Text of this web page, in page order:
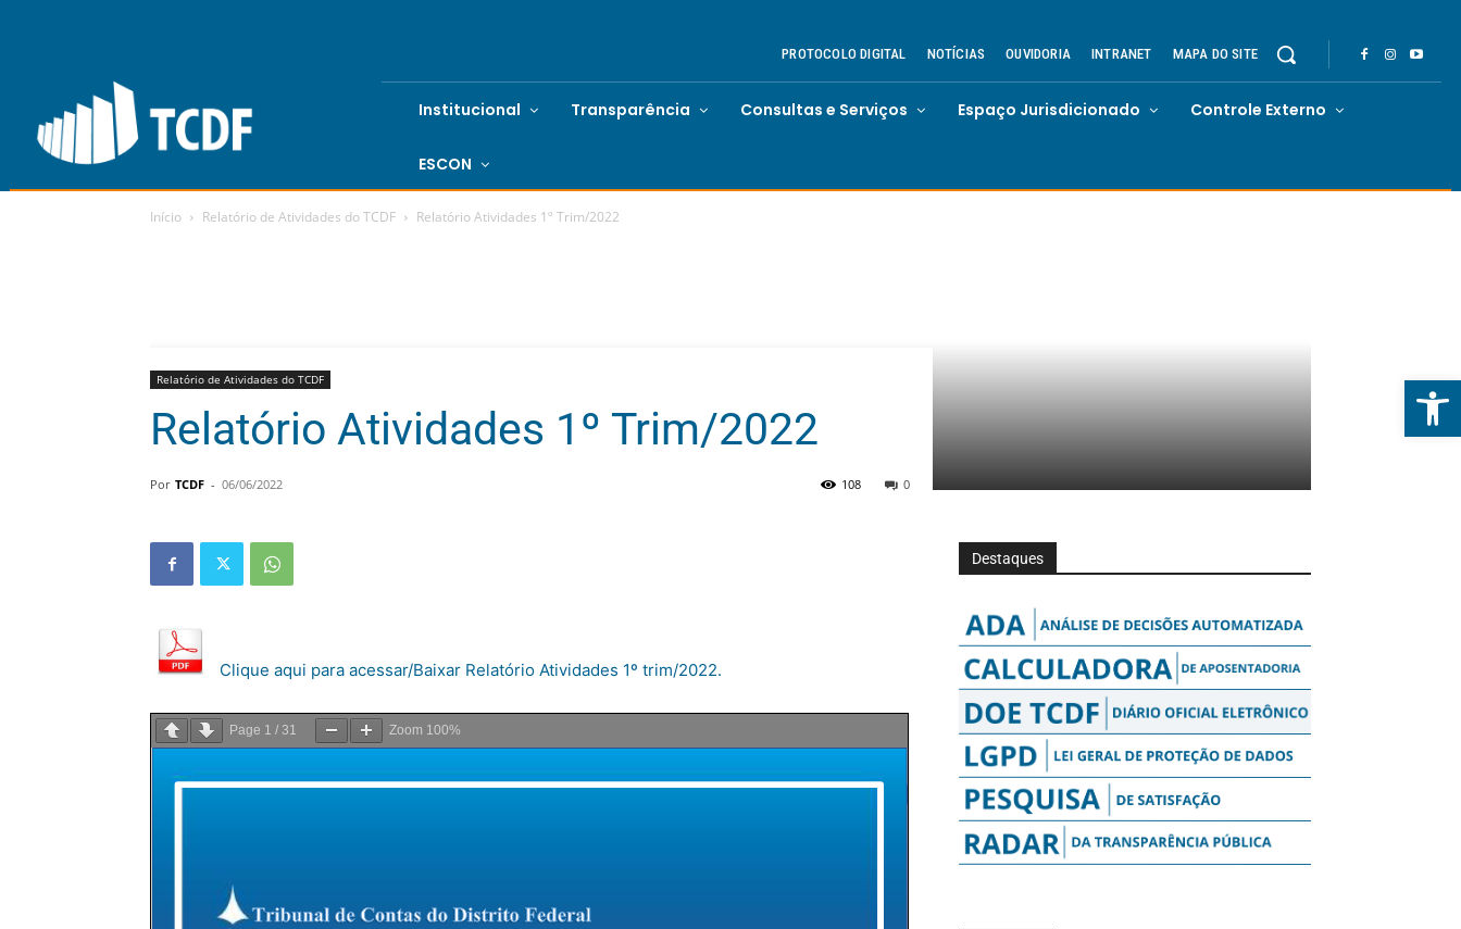
Abrir
PROTOCOLO DIGITAL NOTÍCIAS OUVIDORIA INTRANET MAPA DO SITE
Institucional Transparência Consultas e Serviços Espaço Jurisdicionado Controle Externo
ESCON
Início Relatório de Atividades do TCDF Relatório Atividades 1º Trim/2022
Relatório de Atividades do TCDF
Relatório Atividades 1º Trim/2022
Por TCDF - 06/06/2022 0
108
Clique aqui para acessar/Baixar Relatório Atividades 1º trim/2022.
Page 1 / 31 Zoom 100%
Destaques